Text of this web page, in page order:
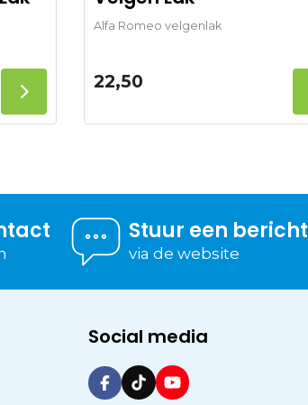
Alfa Romeo velgenlak
22,50
Stuur een bericht
via de website
Social media